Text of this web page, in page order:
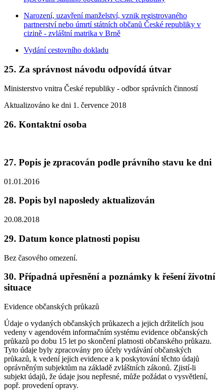
Narození, uzavření manželství, vznik registrovaného
partnerství nebo úmrtí státních občanů České republiky v
cizině - zvláštní matrika v Brně
Vydání cestovního dokladu
25. Za správnost návodu odpovídá útvar
Ministerstvo vnitra České republiky - odbor správních činností
Aktualizováno ke dni 1. července 2018
26. Kontaktní osoba
27. Popis je zpracován podle právního stavu ke dni
01.01.2016
28. Popis byl naposledy aktualizován
20.08.2018
29. Datum konce platnosti popisu
Bez časového omezení.
30. Případná upřesnění a poznámky k řešení životní
situace
Evidence občanských průkazů
Údaje o vydaných občanských průkazech a jejich držitelích jsou
vedeny v agendovém informačním systému evidence občanských
průkazů po dobu 15 let po skončení platnosti občanského průkazu.
Tyto údaje byly zpracovány pro účely vydávání občanských
průkazů, k vedení jejich evidence a k poskytování těchto údajů
oprávněným subjektům na základě zvláštních zákonů. Zjistí-li
subjekt údajů, že údaje jsou nepřesné, může požádat o vysvětlení,
popř. provedení opravy.